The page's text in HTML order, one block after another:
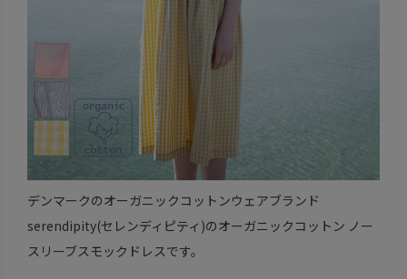
デンマークのオーガニックコットンウェアブランド
serendipity(セレンディピティ)のオーガニックコットン ノー
スリーブスモックドレスです。